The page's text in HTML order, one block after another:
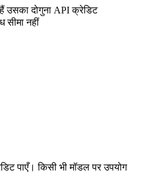
उसका दोगुना API क्रेडिट
सीमा नहीं
पाएँ। किसी भी मॉडल पर उपयोग